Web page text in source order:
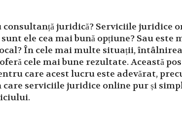
consultanță juridică? Serviciile juridice
ele cea mai bună opțiune? Sau este
În cele mai multe situații, întâlnirea
cele mai bune rezultate. Această
care acest lucru este adevărat,
care serviciile juridice online pur și